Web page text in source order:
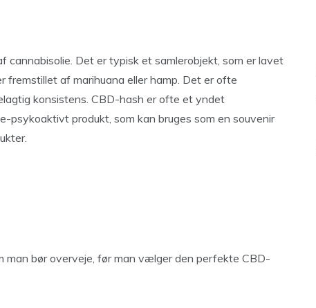
cannabisolie. Det er typisk et samlerobjekt, som er lavet
af marihuana eller hamp. Det er ofte
konsistens. CBD-hash er ofte et yndet
psykoaktivt produkt, som kan bruges som en souvenir
man bør overveje, før man vælger den perfekte CBD-